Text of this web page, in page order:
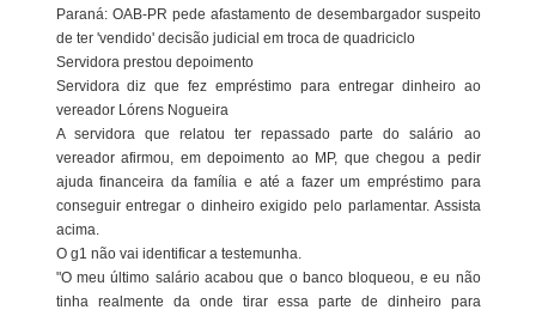
Paraná: OAB-PR pede afastamento de desembargador suspeito
de ter 'vendido' decisão judicial em troca de quadriciclo
Servidora prestou depoimento
Servidora diz que fez empréstimo para entregar dinheiro ao
vereador Lórens Nogueira
A servidora que relatou ter repassado parte do salário ao
vereador afirmou, em depoimento ao MP, que chegou a pedir
ajuda financeira da família e até a fazer um empréstimo para
conseguir entregar o dinheiro exigido pelo parlamentar. Assista
acima.
O g1 não vai identificar a testemunha.
"O meu último salário acabou que o banco bloqueou, e eu não
tinha realmente da onde tirar essa parte de dinheiro para